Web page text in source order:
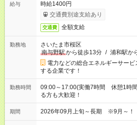
給与
時給1400円
交通費別途支給あり
交通費 全額支給
勤務地
さいたま市桜区
南与野駅から徒歩13分 / 浦和駅か
電力などの総合エネルギーサー
する企業です！
勤務時間
09:00～17:00(実働7時間 休憩1時
る方も大歓迎！
期間 2026年09月上旬～長期 ※9月～！